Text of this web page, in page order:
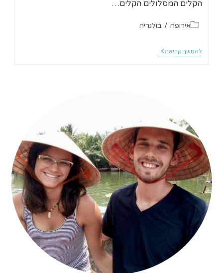
הקלים המסלולים הקלים…
קטגוריה:
אירופה / בולגריה
להמשך קריאה 10
הטרקים